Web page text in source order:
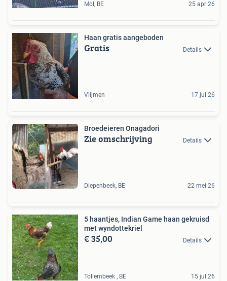
Mol, BE 25 apr 26
Haan gratis aangeboden
Gratis Details
Vlijmen 17 jul 26
Broedeieren Onagadori
Zie omschrijving Details
Diepenbeek, BE 22 mei 26
5 haantjes, Indian Game haan gekruisd
met wyndottekriel
€ 35,00 Details
Tollembeek , BE 15 jul 26